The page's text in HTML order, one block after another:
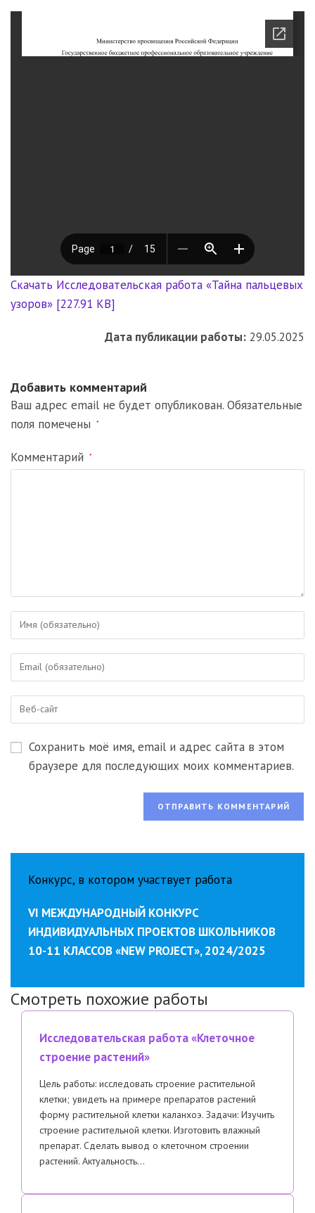
Скачать Исследовательская работа «Тайна пальцевых
узоров» [227.91 KB]
Дата публикации работы: 29.05.2025
Добавить комментарий
Ваш адрес email не будет опубликован. Обязательные
поля помечены
*
Комментарий *
Введите
или
имя
пользователя,
чтобы
прокомментировать
Введите
адрес,
чтобы
Введите
веб-
сайта
Сохранить моё имя, email и адрес сайта в этом
браузере для последующих моих комментариев.
Конкурс, в котором участвует работа
VI МЕЖДУНАРОДНЫЙ КОНКУРС
ИНДИВИДУАЛЬНЫХ ПРОЕКТОВ ШКОЛЬНИКОВ
10-11 КЛАССОВ «NEW PROJECT», 2024/2025
Смотреть похожие работы
Исследовательская работа «Клеточное
строение растений»
Цель работы: исследовать строение растительной
клетки; увидеть на примере препаратов растений
форму растительной клетки каланхоэ. Задачи: Изучить
строение растительной клетки. Изготовить влажный
препарат. Сделать вывод о клеточном строении
растений. Актуальность…